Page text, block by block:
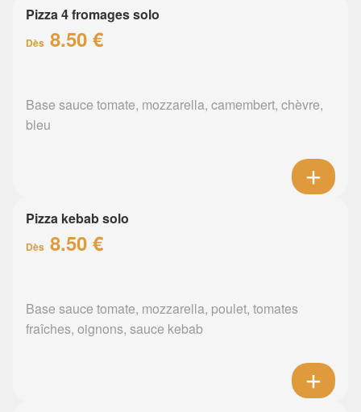
Pizza 4 fromages solo
Dès 8.50 €
Base sauce tomate, mozzarella, camembert, chèvre,
bleu
Pizza kebab solo
Dès 8.50 €
Base sauce tomate, mozzarella, poulet, tomates
fraîches, oignons, sauce kebab